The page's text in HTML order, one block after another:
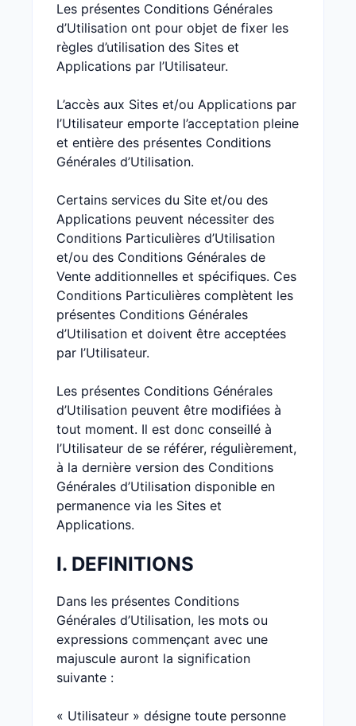
Les présentes Conditions Générales
d’Utilisation ont pour objet de fixer les
règles d’utilisation des Sites et
Applications par l’Utilisateur.
L’accès aux Sites et/ou Applications par
l’Utilisateur emporte l’acceptation pleine
et entière des présentes Conditions
Générales d’Utilisation.
Certains services du Site et/ou des
Applications peuvent nécessiter des
Conditions Particulières d’Utilisation
et/ou des Conditions Générales de
Vente additionnelles et spécifiques. Ces
Conditions Particulières complètent les
présentes Conditions Générales
d’Utilisation et doivent être acceptées
par l’Utilisateur.
Les présentes Conditions Générales
d’Utilisation peuvent être modifiées à
tout moment. Il est donc conseillé à
l’Utilisateur de se référer, régulièrement,
à la dernière version des Conditions
Générales d’Utilisation disponible en
permanence via les Sites et
Applications.
I. DEFINITIONS
Dans les présentes Conditions
Générales d’Utilisation, les mots ou
expressions commençant avec une
majuscule auront la signification
suivante :
« Utilisateur » désigne toute personne